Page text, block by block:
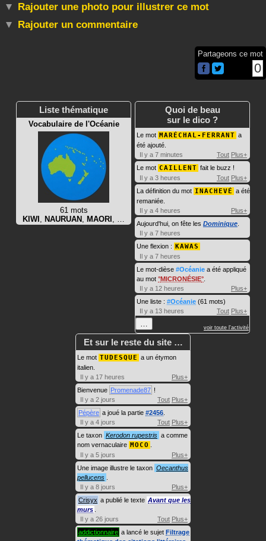
Rajouter une photo pour illustrer ce mot
Rajouter un commentaire
Partageons ce mot
0
Liste thématique
Vocabulaire de l'Océanie
61 mots
KIWI NAURUAN MAORI
Quoi de beau
sur le dico ?
Le mot MARÉCHAL-FERRANT a
été ajouté.
Il y a 7 minutes
Tout Plus+
Le mot CAILLENT fait le buzz !
Il y a 3 heures
Tout Plus+
La définition du mot INACHEVÉ a été
remaniée.
Il y a 4 heures
Plus+
Aujourd'hui, on fête les Dominique
Il y a 7 heures
Une flexion : KAWAS
Il y a 7 heures
Le mot-dièse #Océanie a été appliqué
au mot MICRONÉSIE
Il y a 12 heures
Plus+
Une liste : #Océanie (61 mots)
Il y a 13 heures
Tout Plus+
voir toute l'activité
Et sur le reste du site …
Le mot TUDESQUE a un étymon
italien.
Il y a 17 heures
Plus+
Bienvenue Promenade87 !
Il y a 2 jours
Tout Plus+
Pépère a joué la partie #2456
Il y a 4 jours
Tout Plus+
Le taxon Kerodon rupestris a comme
nom vernaculaire MOCO
Il y a 5 jours
Plus+
Une image illustre le taxon Oecanthus
pellucens
Il y a 8 jours
Plus+
Crisyx a publié le texte Avant que les
murs
Il y a 26 jours
Tout Plus+
addictionnaire a lancé le sujet Filtrage